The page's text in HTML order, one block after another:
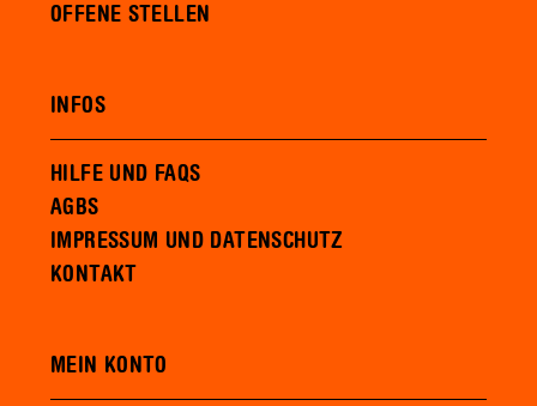
OFFENE STELLEN
INFOS
HILFE UND FAQS
AGBS
IMPRESSUM UND DATENSCHUTZ
KONTAKT
MEIN KONTO